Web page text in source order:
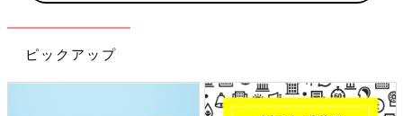
丼 作り方・レシピ 離乳食完了期1歳 ～
ー源になる炭水化物のレシピをご紹介。まぐろ
そぼろとブロッコリーのミモザ丼
ピックアップ